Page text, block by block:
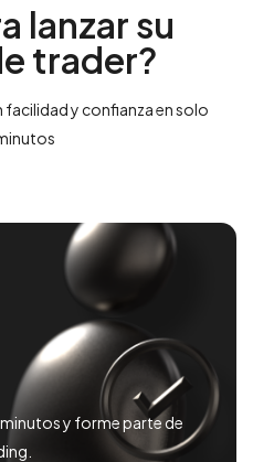
lanzar su
trader?
facilidad y confianza en solo
y forme parte de